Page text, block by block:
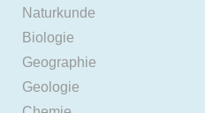
Naturkunde
Biologie
Geographie
Geologie